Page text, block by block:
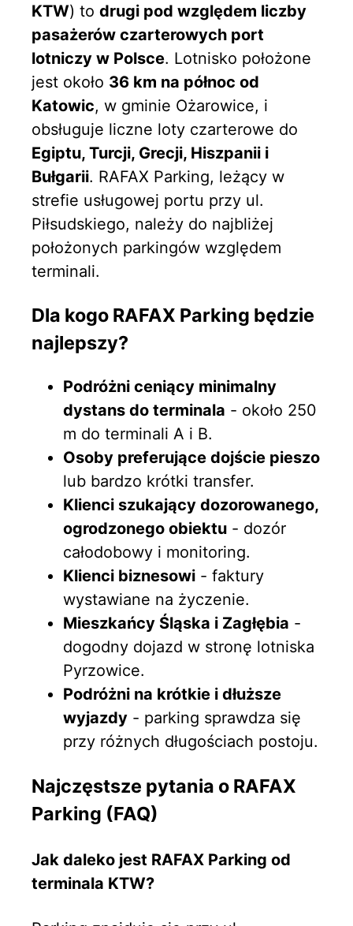
KTW) to drugi pod względem liczby
pasażerów czarterowych port
lotniczy w Polsce. Lotnisko położone
jest około 36 km na północ od
Katowic, w gminie Ożarowice, i
obsługuje liczne loty czarterowe do
Egiptu, Turcji, Grecji, Hiszpanii i
Bułgarii. RAFAX Parking, leżący w
strefie usługowej portu przy ul.
Piłsudskiego, należy do najbliżej
położonych parkingów względem
terminali.
Dla kogo RAFAX Parking będzie
najlepszy?
Podróżni ceniący minimalny
dystans do terminala - około 250
m do terminali A i B.
Osoby preferujące dojście pieszo
lub bardzo krótki transfer.
Klienci szukający dozorowanego,
ogrodzonego obiektu - dozór
całodobowy i monitoring.
Klienci biznesowi - faktury
wystawiane na życzenie.
Mieszkańcy Śląska i Zagłębia -
dogodny dojazd w stronę lotniska
Pyrzowice.
Podróżni na krótkie i dłuższe
wyjazdy - parking sprawdza się
przy różnych długościach postoju.
Najczęstsze pytania o RAFAX
Parking (FAQ)
Jak daleko jest RAFAX Parking od
terminala KTW?